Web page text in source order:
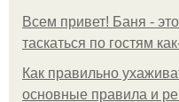
Всем привет! Баня -
таскаться по гостям
Как правильно
основные правила и